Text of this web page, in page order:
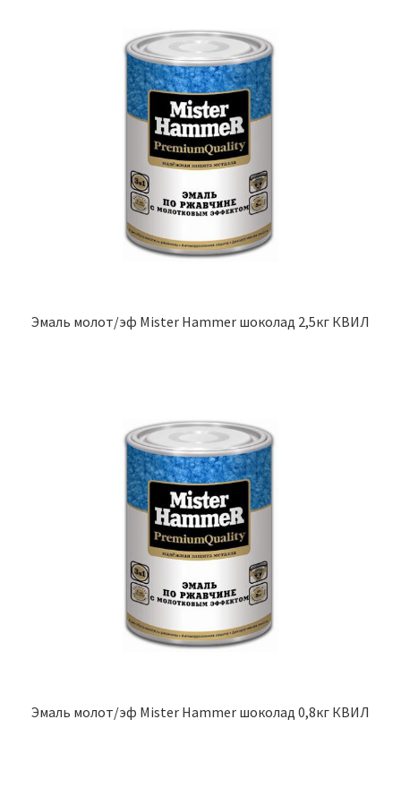
Эмаль молот/эф Mister Hammer шоколад 2,5кг КВИЛ
Эмаль молот/эф Mister Hammer шоколад 0,8кг КВИЛ